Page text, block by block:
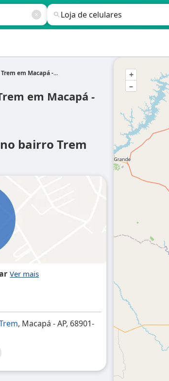
Trem em Macapá - AP
em Macapá -
bairro Trem
, Macapá - AP, 68901-
+
–